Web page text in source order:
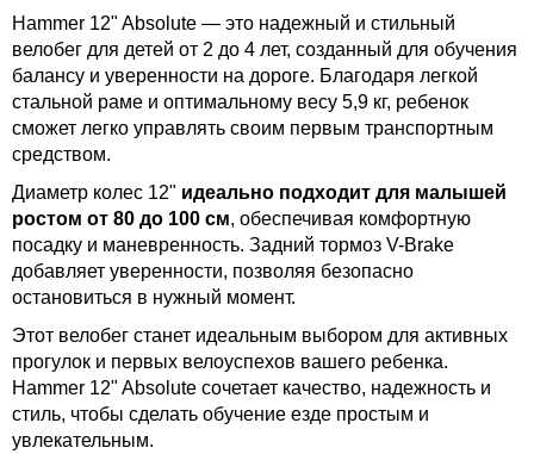
Hammer 12" Absolute — это надежный и стильный
велобег для детей от 2 до 4 лет, созданный для обучения
балансу и уверенности на дороге. Благодаря легкой
стальной раме и оптимальному весу 5,9 кг, ребенок
сможет легко управлять своим первым транспортным
средством.
Диаметр колес 12" идеально подходит для малышей
ростом от 80 до 100 см, обеспечивая комфортную
посадку и маневренность. Задний тормоз V-Brake
добавляет уверенности, позволяя безопасно
остановиться в нужный момент.
Этот велобег станет идеальным выбором для активных
прогулок и первых велоуспехов вашего ребенка.
Hammer 12" Absolute сочетает качество, надежность и
стиль, чтобы сделать обучение езде простым и
увлекательным.